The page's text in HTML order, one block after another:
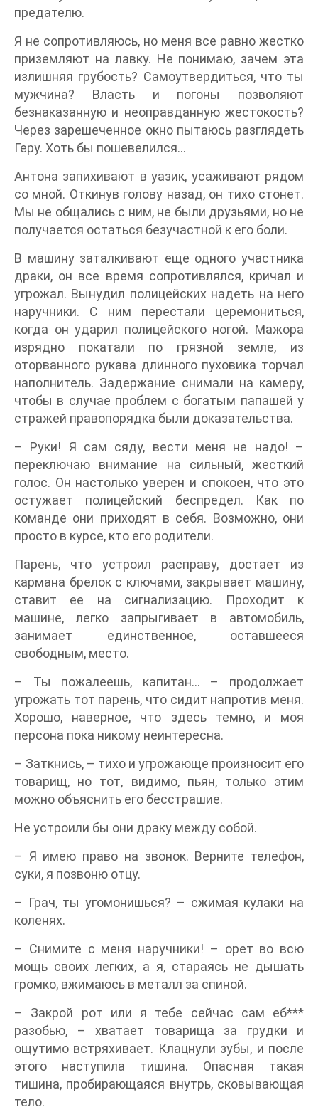
предателю.
Я не сопротивляюсь, но меня все равно жестко
приземляют на лавку. Не понимаю, зачем эта
излишняя грубость? Самоутвердиться, что ты
мужчина? Власть и погоны позволяют
безнаказанную и неоправданную жестокость?
Через зарешеченное окно пытаюсь разглядеть
Геру. Хоть бы пошевелился...
Антона запихивают в уазик, усаживают рядом
со мной. Откинув голову назад, он тихо стонет.
Мы не общались с ним, не были друзьями, но не
получается остаться безучастной к его боли.
В машину заталкивают еще одного участника
драки, он все время сопротивлялся, кричал и
угрожал. Вынудил полицейских надеть на него
наручники. С ним перестали церемониться,
когда он ударил полицейского ногой. Мажора
изрядно покатали по грязной земле, из
оторванного рукава длинного пуховика торчал
наполнитель. Задержание снимали на камеру,
чтобы в случае проблем с богатым папашей у
стражей правопорядка были доказательства.
– Руки! Я сам сяду, вести меня не надо! –
переключаю внимание на сильный, жесткий
голос. Он настолько уверен и спокоен, что это
остужает полицейский беспредел. Как по
команде они приходят в себя. Возможно, они
просто в курсе, кто его родители.
Парень, что устроил расправу, достает из
кармана брелок с ключами, закрывает машину,
ставит ее на сигнализацию. Проходит к
машине, легко запрыгивает в автомобиль,
занимает единственное, оставшееся
свободным, место.
– Ты пожалеешь, капитан... – продолжает
угрожать тот парень, что сидит напротив меня.
Хорошо, наверное, что здесь темно, и моя
персона пока никому неинтересна.
– Заткнись, – тихо и угрожающе произносит его
товарищ, но тот, видимо, пьян, только этим
можно объяснить его бесстрашие.
Не устроили бы они драку между собой.
– Я имею право на звонок. Верните телефон,
суки, я позвоню отцу.
– Грач, ты угомонишься? – сжимая кулаки на
коленях.
– Снимите с меня наручники! – орет во всю
мощь своих легких, а я, стараясь не дышать
громко, вжимаюсь в металл за спиной.
– Закрой рот или я тебе сейчас сам еб***
разобью, – хватает товарища за грудки и
ощутимо встряхивает. Клацнули зубы, и после
этого наступила тишина. Опасная такая
тишина, пробирающаяся внутрь, сковывающая
тело.